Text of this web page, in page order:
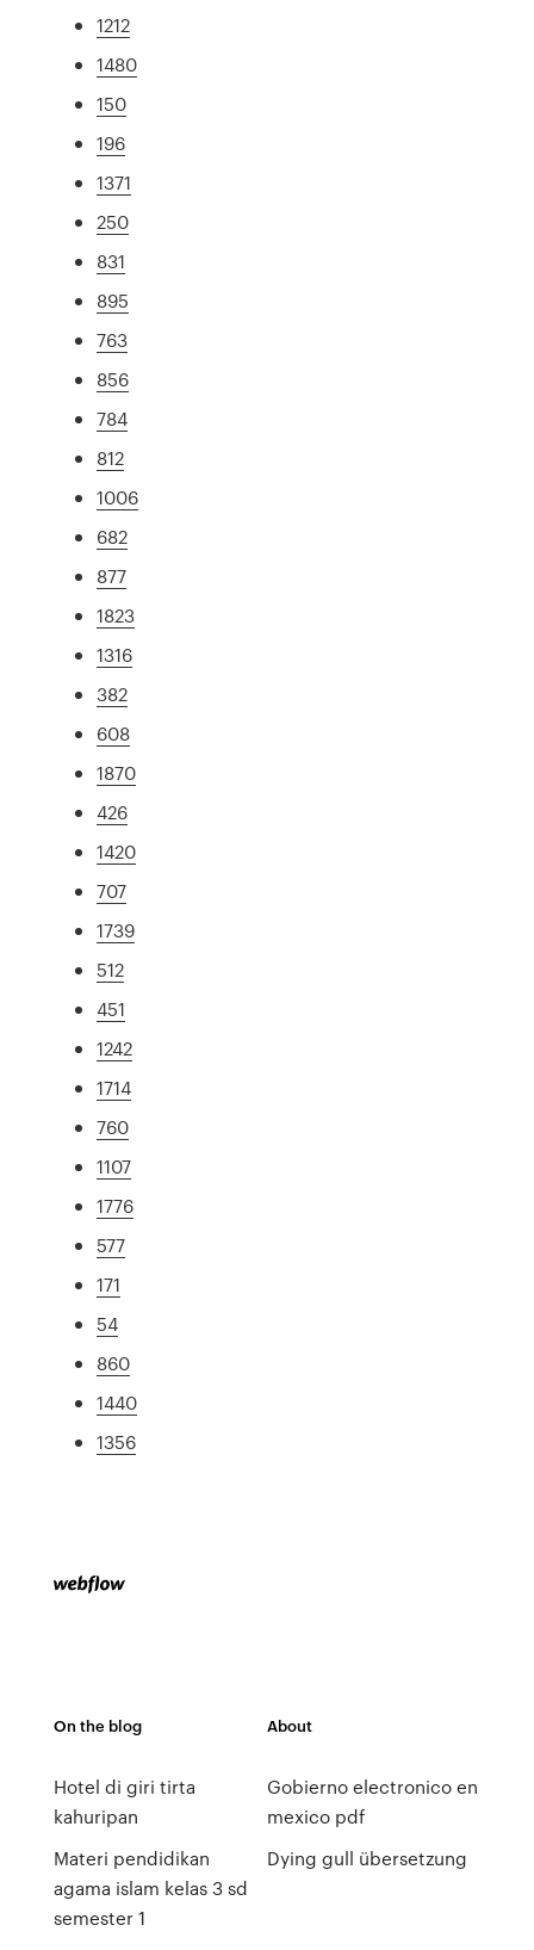
1212
1480
150
196
1371
250
831
895
763
856
784
812
1006
682
877
1823
1316
382
608
1870
426
1420
707
1739
512
451
1242
1714
760
1107
1776
577
171
54
860
1440
1356
On the blog
Hotel di giri tirta
kahuripan
Materi pendidikan
agama islam kelas 3 sd
semester 1
About
Gobierno electronico en
mexico pdf
Dying gull übersetzung